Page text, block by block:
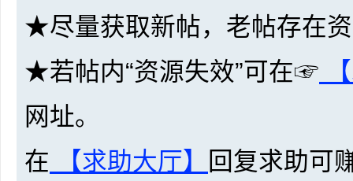
★尽量获取新帖，老帖存在
★若帖内“资源失效”可在☞
网址。
在 【求助大厅】
回复求助可